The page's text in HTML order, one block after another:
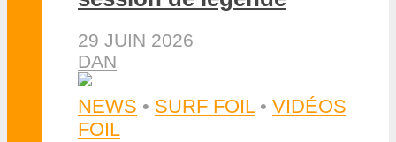
29 JUIN 2026
DAN
NEWS • SURF FOIL • VIDÉOS
FOIL